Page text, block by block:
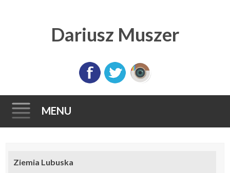
Dariusz Muszer
MENU
content
Ziemia Lubuska